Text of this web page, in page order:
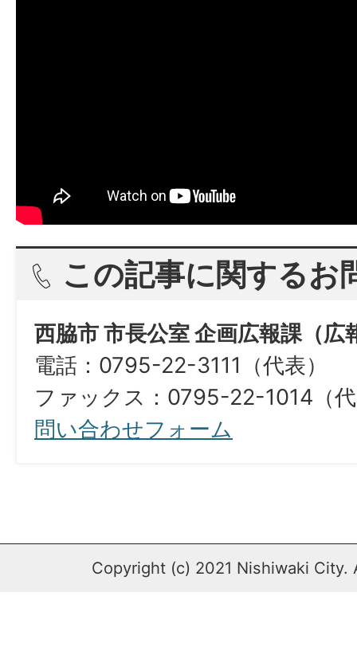
この記事に関するお
西脇市 市長公室 企画広報課（広
電話：0795-22-3111（代表）
ファックス：0795-22-1014（
問い合わせフォーム
Copyright (c) 2021 Nishiwaki City.